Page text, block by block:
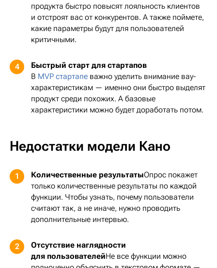
продукта быстро повысят лояльность клиентов
и отстроят вас от конкурентов. А также поймете,
какие параметры будут для пользователей
критичными.
4
Быстрый старт для стартапов
В MVP стартапе важно уделить внимание вау-
характеристикам — именно они быстро выделят
продукт среди похожих. А базовые
характеристики можно будет доработать потом.
Недостатки модели Кано
1 Количественные результатыОпрос покажет
только количественные результаты по каждой
функции. Чтобы узнать, почему пользователи
считают так, а не иначе, нужно проводить
дополнительные интервью.
2
Отсутствие наглядности
для пользователейНе все функции можно